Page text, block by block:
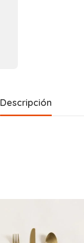
Descripción